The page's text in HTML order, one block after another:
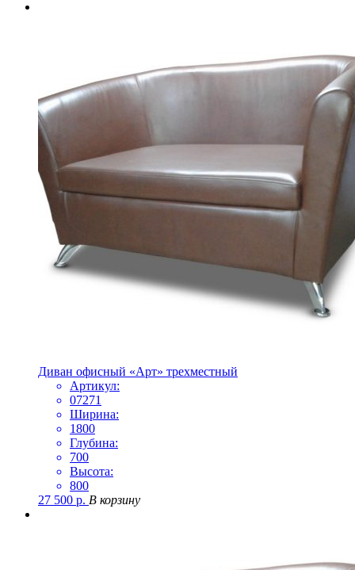
Диван офисный «Арт» трехместный
Артикул:
07271
Ширина:
1800
Глубина:
700
Высота:
800
27 500 р. В корзину